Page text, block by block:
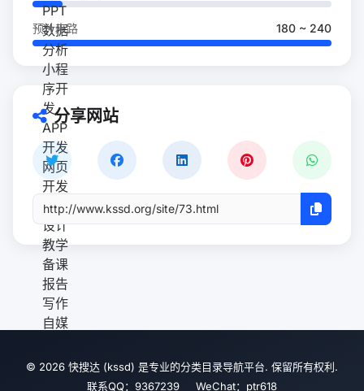
预计来路 180 ~ 240
分享网站
© 2026 快搜达 (kssd) 是专业的分类目录导航平台. 保留所有权利.
联系QQ：9367239 WeChat：ptr618